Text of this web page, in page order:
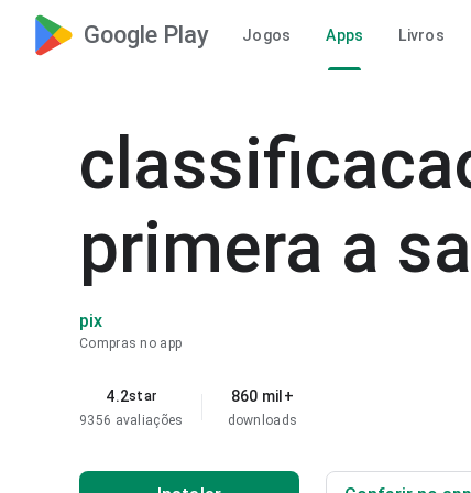
Google Play Jogos Apps Livros
primera a
pix
Compras no app
4.2star
9356 avaliações
860 mil+
downloads